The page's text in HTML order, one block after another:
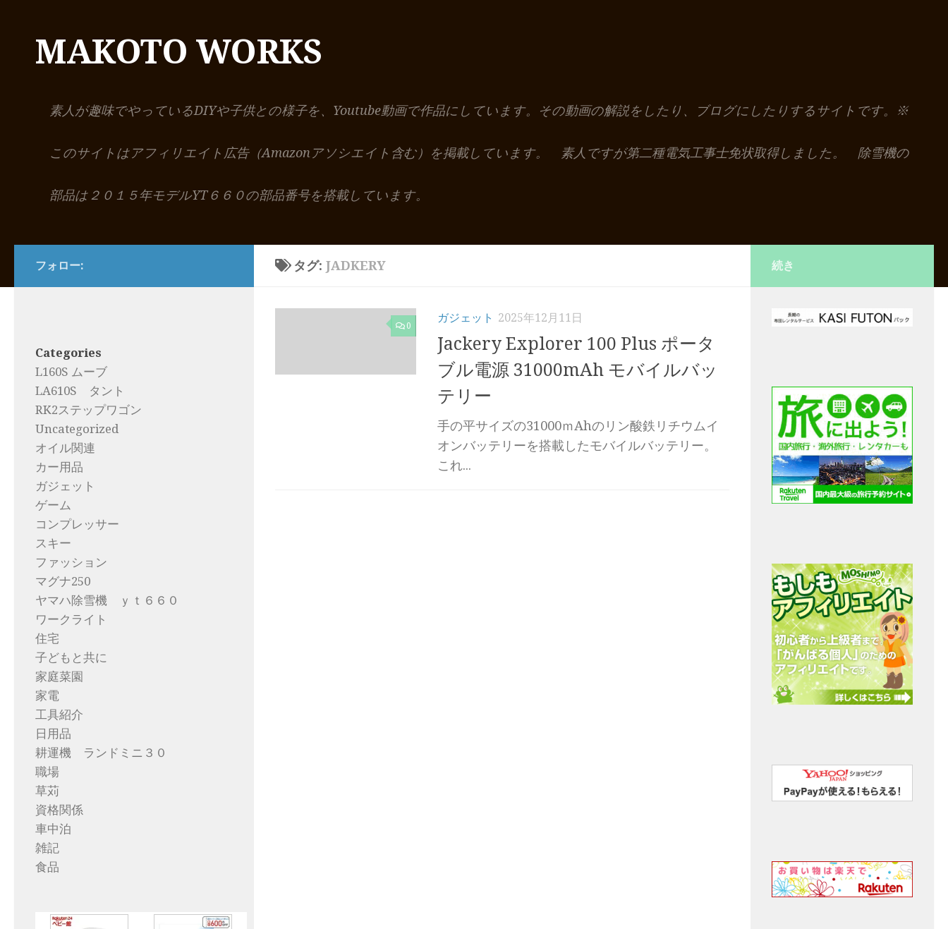
MAKOTO WORKS
素人が趣味でやっているDIYや子供との様子を、Youtube動画で作品にしています。その動画の解説をしたり、ブログにしたりするサイトです。※
このサイトはアフィリエイト広告（Amazonアソシエイト含む）を掲載しています。 素人ですが第二種電気工事士免状取得しました。 除雪機の
部品は２０１５年モデルYT６６０の部品番号を搭載しています。
タグ:JADKERY
0
ガジェット 2025年12月11日
Jackery Explorer 100 Plus ポータ
ブル電源 31000mAh モバイルバッ
テリー
手の平サイズの31000ｍAhのリン酸鉄リチウムイ
オンバッテリーを搭載したモバイルバッテリー。
これ...
フォロー:
Categories
L160S ムーブ
LA610S タント
RK2ステップワゴン
Uncategorized
オイル関連
カー用品
ガジェット
ゲーム
コンプレッサー
スキー
ファッション
マグナ250
ヤマハ除雪機 ｙｔ６６０
ワークライト
住宅
子どもと共に
家庭菜園
家電
工具紹介
日用品
耕運機 ランドミニ３０
職場
草苅
資格関係
車中泊
雑記
食品
続き